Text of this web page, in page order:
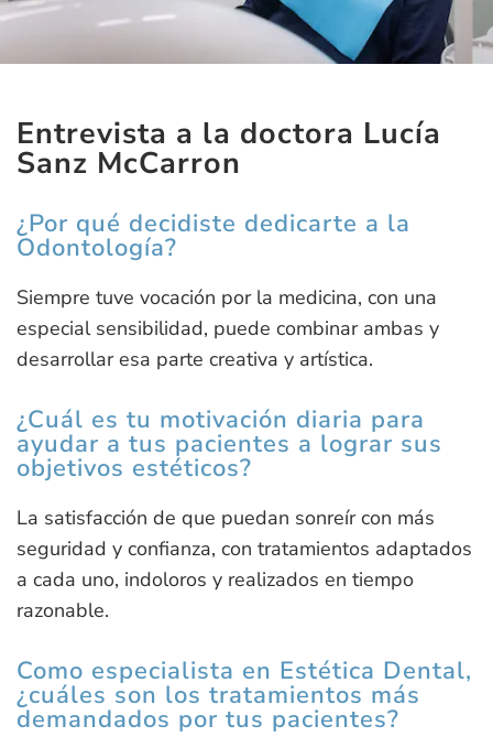
Entrevista a la doctora Lucía
Sanz McCarron
¿Por qué decidiste dedicarte a la
Odontología?
Siempre tuve vocación por la medicina, con una
especial sensibilidad, puede combinar ambas y
desarrollar esa parte creativa y artística.
¿Cuál es tu motivación diaria para
ayudar a tus pacientes a lograr sus
objetivos estéticos?
La satisfacción de que puedan sonreír con más
seguridad y confianza, con tratamientos adaptados
a cada uno, indoloros y realizados en tiempo
razonable.
Como especialista en Estética Dental,
¿cuáles son los tratamientos más
demandados por tus pacientes?